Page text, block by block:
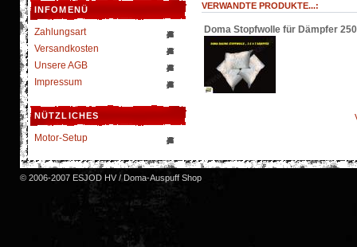
INFOMENÜ
Zahlungsart
Versandkosten
Unsere AGB
Impressum
NÜTZLICHES
Motor-Setup
VERWANDTE PRODUKTE...:
Doma Stopfwolle für Dämpfer
© 2006-2007 ESJOD HV / Doma-Auspuff Shop